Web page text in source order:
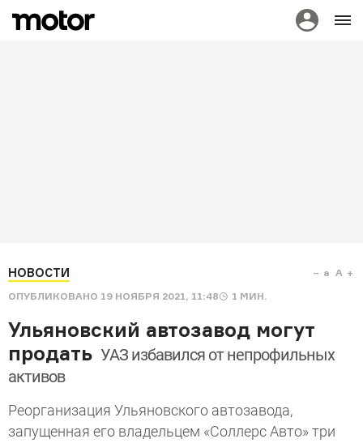
НОВОСТИ
ОПУБЛИКОВАНО 19 НОЯБРЯ 2021, 11:48 1 МИН.
a A
Ульяновский автозавод могут
продать УАЗ избавился от непрофильных
активов
Реорганизация Ульяновского автозавода,
запущенная его владельцем «Соллерс Авто» три